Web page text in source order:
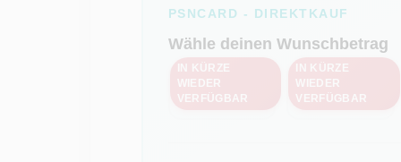
PSNCARD - DIREKTKAUF
Wähle deinen Wunschbetrag
20 €
IN KÜRZE
WIEDER
VERFÜGBAR
50 €
IN KÜRZE
WIEDER
VERFÜGBAR